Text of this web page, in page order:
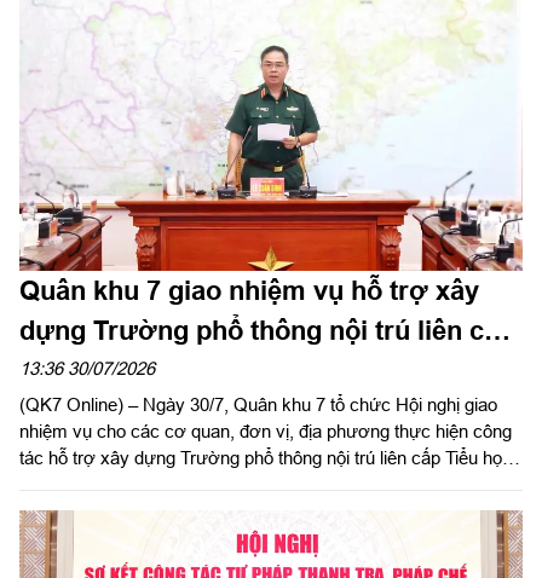
Quân khu 7 giao nhiệm vụ hỗ trợ xây
dựng Trường phổ thông nội trú liên cấp
Tiểu học và Trung học cơ sở Quảng
Trực
13:36 30/07/2026
(QK7 Online) – Ngày 30/7, Quân khu 7 tổ chức Hội nghị giao
nhiệm vụ cho các cơ quan, đơn vị, địa phương thực hiện công
tác hỗ trợ xây dựng Trường phổ thông nội trú liên cấp Tiểu học
Lê Xuân Bình, Phó Tư lệnh, Tham mưu trưởng Quân khu chủ
trì hội nghị.